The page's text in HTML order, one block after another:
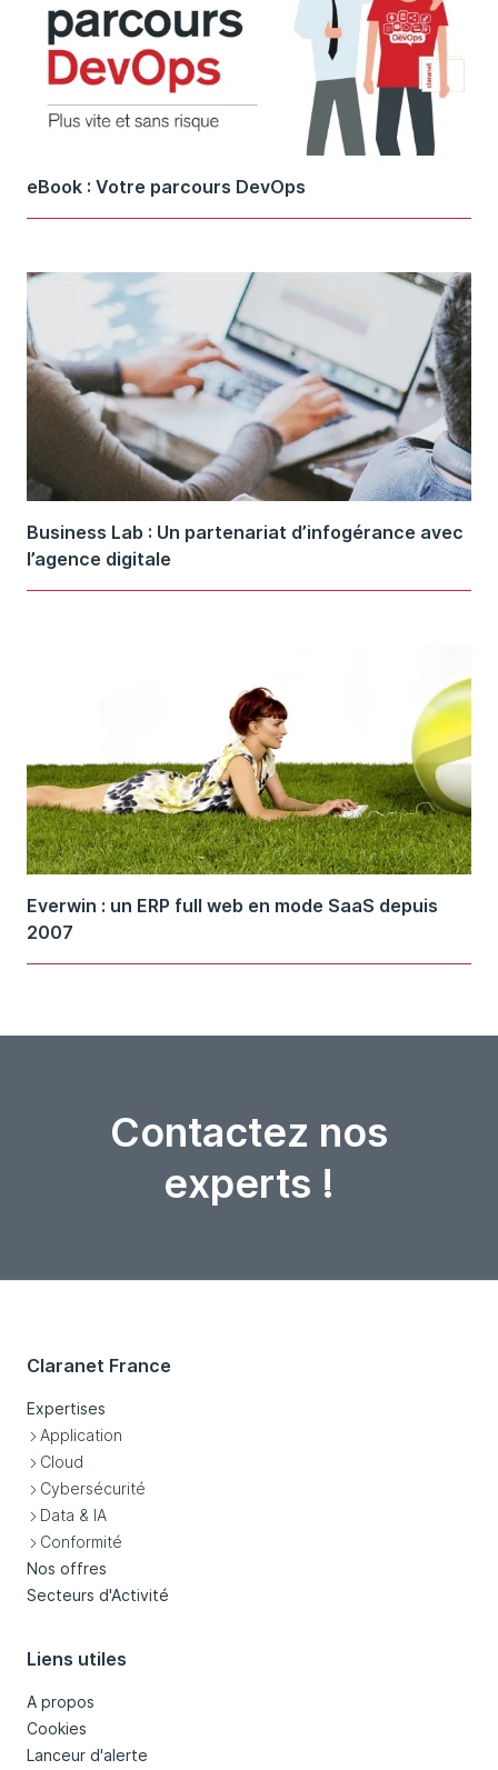
eBook : Votre parcours DevOps
Business Lab : Un partenariat d’infogérance avec
l’agence digitale
Everwin : un ERP full web en mode SaaS depuis
2007
Contactez nos
experts !
Claranet France
Expertises
Application
Cloud
Cybersécurité
Data & IA
Conformité
Nos offres
Secteurs d'Activité
Liens utiles
A propos
Cookies
Lanceur d'alerte